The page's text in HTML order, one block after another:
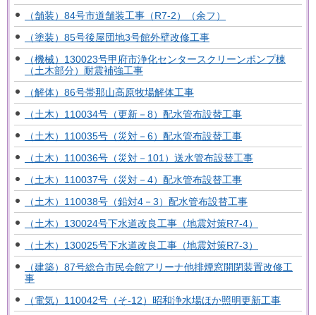
（舗装）84号市道舗装工事（R7-2）（余フ）
（塗装）85号後屋団地3号館外壁改修工事
（機械）130023号甲府市浄化センタースクリーンポンプ棟
（土木部分）耐震補強工事
（解体）86号帯那山高原牧場解体工事
（土木）110034号（更新－8）配水管布設替工事
（土木）110035号（災対－6）配水管布設替工事
（土木）110036号（災対－101）送水管布設替工事
（土木）110037号（災対－4）配水管布設替工事
（土木）110038号（鉛対4－3）配水管布設替工事
（土木）130024号下水道改良工事（地震対策R7-4）
（土木）130025号下水道改良工事（地震対策R7-3）
（建築）87号総合市民会館アリーナ他排煙窓開閉装置改修工
事
（電気）110042号（そ-12）昭和浄水場ほか照明更新工事